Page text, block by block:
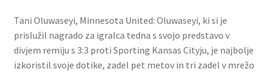
Tani Oluwaseyi, Minnesota United: Oluwaseyi, ki si je
prislužil nagrado za igralca tedna s svojo predstavo v
divjem remiju s 3:3 proti Sporting Kansas Cityju, je najbolje
izkoristil svoje dotike, zadel pet metov in tri zadel v mrežo